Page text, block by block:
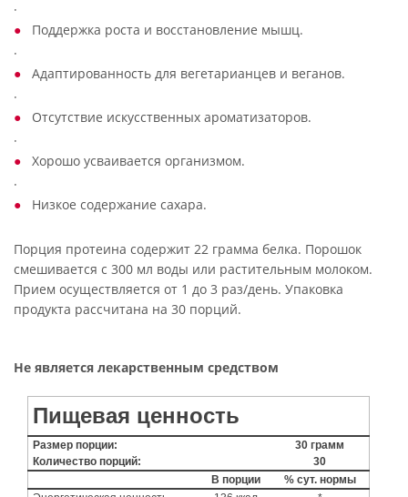
·
Поддержка роста и восстановление мышц.
·
Адаптированность для вегетарианцев и веганов.
·
Отсутствие искусственных ароматизаторов.
·
Хорошо усваивается организмом.
·
Низкое содержание сахара.
Порция протеина содержит 22 грамма белка. Порошок
смешивается с 300 мл воды или растительным молоком.
Прием осуществляется от 1 до 3 раз/день. Упаковка
продукта рассчитана на 30 порций.
Не является лекарственным средством
Пищевая ценность
Размер порции:
30 грамм
Количество порций:
30
В порции
% сут. нормы